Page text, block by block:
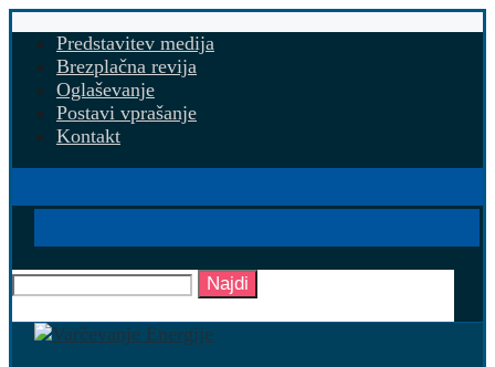
Predstavitev medija
Brezplačna revija
Oglaševanje
Postavi vprašanje
Kontakt
Najdi